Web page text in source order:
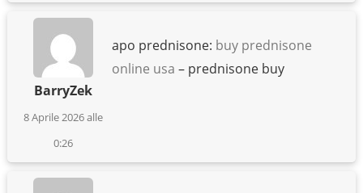
BarryZek
8 Aprile 2026 alle
0:26
apo prednisone: buy prednisone
online usa – prednisone buy